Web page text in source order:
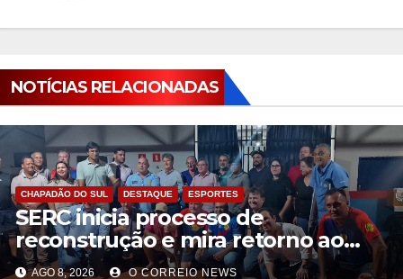
NOTÍCIAS RELACIONADAS
CHAPADÃO DO SUL DESTAQUE ESPORTES
SERC inicia processo de
reconstrução e mira retorno ao
futebol profissional em Chapadão
AGO 8, 2026 O CORREIO NEWS